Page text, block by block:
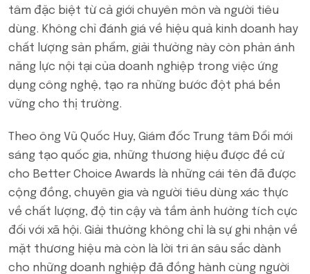
tâm đặc biệt từ cả giới chuyên môn và người tiêu
dùng. Không chỉ đánh giá về hiệu quả kinh doanh hay
chất lượng sản phẩm, giải thưởng này còn phản ánh
năng lực nội tại của doanh nghiệp trong việc ứng
dụng công nghệ, tạo ra những bước đột phá bền
vững cho thị trường.
Theo ông Vũ Quốc Huy, Giám đốc Trung tâm Đổi mới
sáng tạo quốc gia, những thương hiệu được đề cử
cho Better Choice Awards là những cái tên đã được
cộng đồng, chuyên gia và người tiêu dùng xác thực
về chất lượng, độ tin cậy và tầm ảnh hưởng tích cực
đối với xã hội. Giải thưởng không chỉ là sự ghi nhận về
mặt thương hiệu mà còn là lời tri ân sâu sắc dành
cho những doanh nghiệp đã đồng hành cùng người